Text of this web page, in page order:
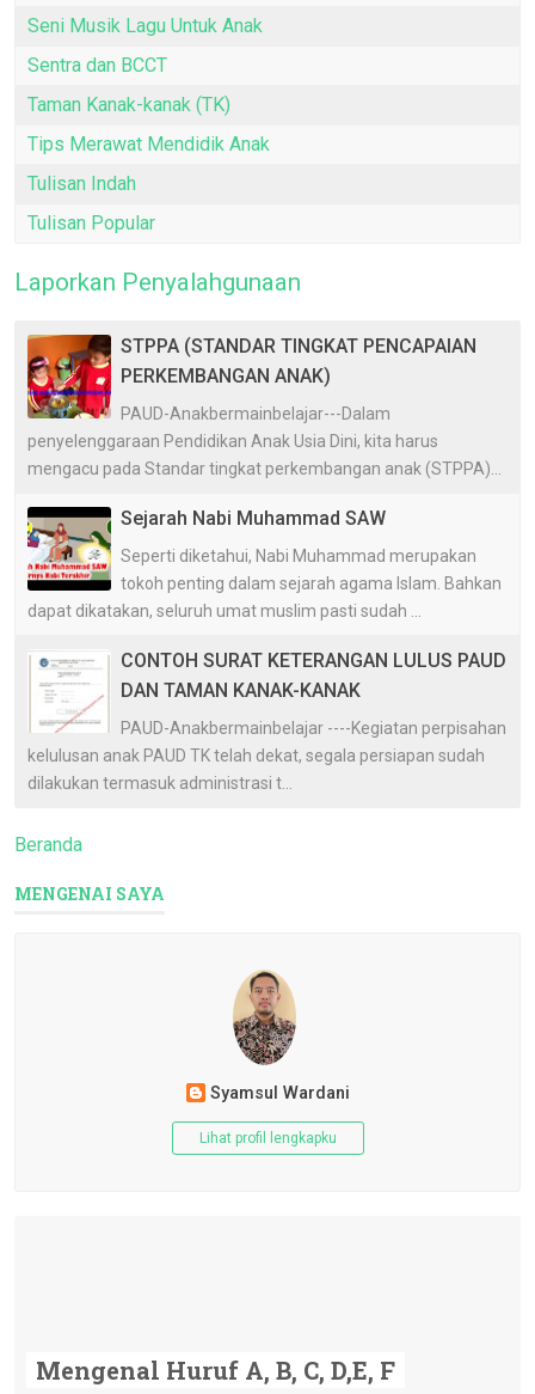
Seni Musik Lagu Untuk Anak
Sentra dan BCCT
Taman Kanak-kanak (TK)
Tips Merawat Mendidik Anak
Tulisan Indah
Tulisan Popular
Laporkan Penyalahgunaan
STPPA (STANDAR TINGKAT PENCAPAIAN
PERKEMBANGAN ANAK)
PAUD-Anakbermainbelajar---Dalam
penyelenggaraan Pendidikan Anak Usia Dini, kita harus
mengacu pada Standar tingkat perkembangan anak (STPPA)...
Sejarah Nabi Muhammad SAW
Seperti diketahui, Nabi Muhammad merupakan
tokoh penting dalam sejarah agama Islam. Bahkan
dapat dikatakan, seluruh umat muslim pasti sudah ...
CONTOH SURAT KETERANGAN LULUS PAUD
DAN TAMAN KANAK-KANAK
PAUD-Anakbermainbelajar ----Kegiatan perpisahan
kelulusan anak PAUD TK telah dekat, segala persiapan sudah
dilakukan termasuk administrasi t...
Beranda
MENGENAI SAYA
Syamsul Wardani
Lihat profil lengkapku
Mengenal Huruf A, B, C, D,E, F